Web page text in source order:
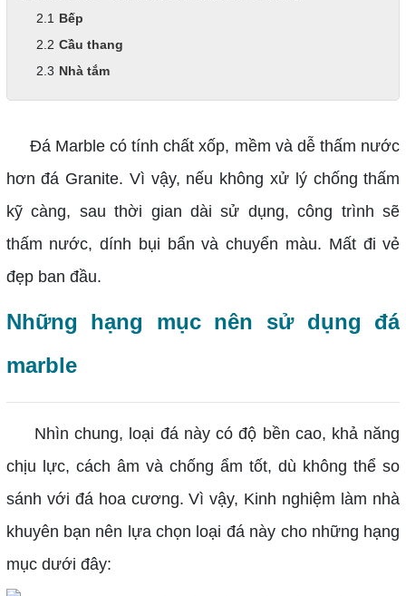
Bếp
Cầu thang
Nhà tắm
Đá Marble có tính chất xốp, mềm và dễ thấm nước
hơn đá Granite. Vì vậy, nếu không xử lý chống thấm
kỹ càng, sau thời gian dài sử dụng, công trình sẽ
thấm nước, dính bụi bẩn và chuyển màu. Mất đi vẻ
đẹp ban đầu.
Những hạng mục nên sử dụng đá
marble
Nhìn chung, loại đá này có độ bền cao, khả năng
chịu lực, cách âm và chống ẩm tốt, dù không thể so
sánh với đá hoa cương. Vì vậy, Kinh nghiệm làm nhà
khuyên bạn nên lựa chọn loại đá này cho những hạng
mục dưới đây: